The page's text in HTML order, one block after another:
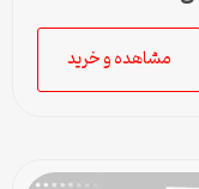
مشاهده و خرید